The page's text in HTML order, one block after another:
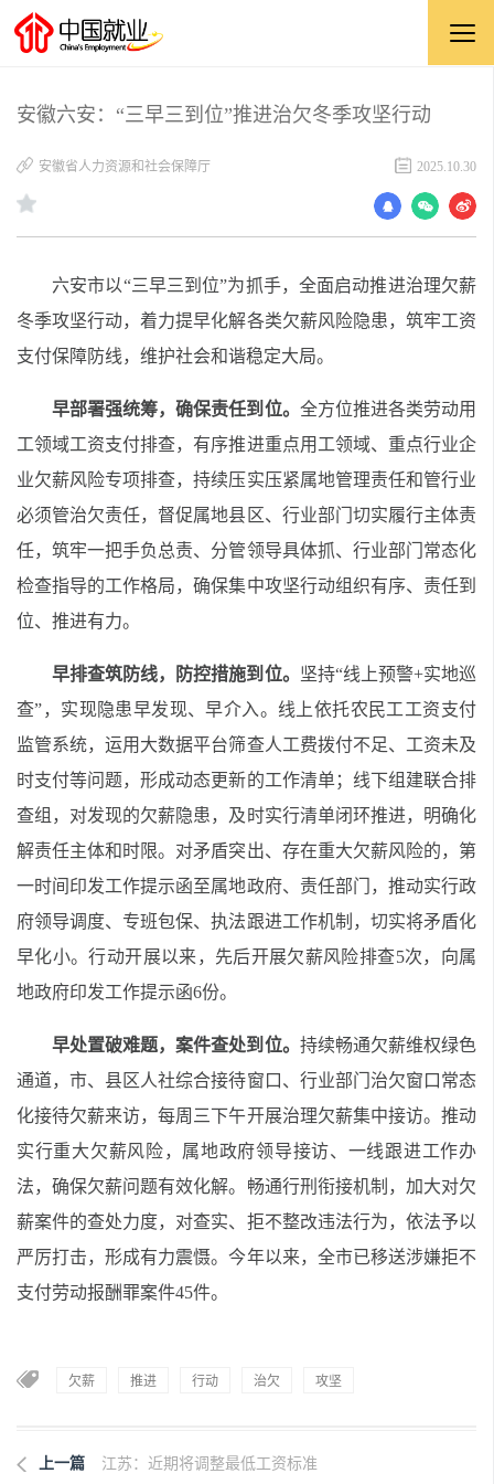
安徽六安：“三早三到位”推进治欠冬季攻坚行动
安徽省人力资源和社会保障厅 2025.10.30
六安市以“三早三到位”为抓手，全面启动推进治理欠薪
冬季攻坚行动，着力提早化解各类欠薪风险隐患，筑牢工资
支付保障防线，维护社会和谐稳定大局。
早部署强统筹，确保责任到位。 全方位推进各类劳动用
工领域工资支付排查，有序推进重点用工领域、重点行业企
业欠薪风险专项排查，持续压实压紧属地管理责任和管行业
必须管治欠责任，督促属地县区、行业部门切实履行主体责
任，筑牢一把手负总责、分管领导具体抓、行业部门常态化
检查指导的工作格局，确保集中攻坚行动组织有序、责任到
位、推进有力。
早排查筑防线，防控措施到位。 坚持“线上预警+实地巡
查”，实现隐患早发现、早介入。线上依托农民工工资支付
监管系统，运用大数据平台筛查人工费拨付不足、工资未及
时支付等问题，形成动态更新的工作清单；线下组建联合排
查组，对发现的欠薪隐患，及时实行清单闭环推进，明确化
解责任主体和时限。对矛盾突出、存在重大欠薪风险的，第
一时间印发工作提示函至属地政府、责任部门，推动实行政
府领导调度、专班包保、执法跟进工作机制，切实将矛盾化
早化小。行动开展以来，先后开展欠薪风险排查5次，向属
地政府印发工作提示函6份。
早处置破难题，案件查处到位。 持续畅通欠薪维权绿色
通道，市、县区人社综合接待窗口、行业部门治欠窗口常态
化接待欠薪来访，每周三下午开展治理欠薪集中接访。推动
实行重大欠薪风险，属地政府领导接访、一线跟进工作办
法，确保欠薪问题有效化解。畅通行刑衔接机制，加大对欠
薪案件的查处力度，对查实、拒不整改违法行为，依法予以
严厉打击，形成有力震慑。今年以来，全市已移送涉嫌拒不
支付劳动报酬罪案件45件。
欠薪 推进 行动 治欠 攻坚
上一篇 江苏：近期将调整最低工资标准